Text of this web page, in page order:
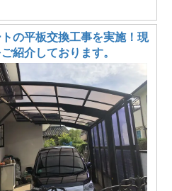
の平板交換工事を実施！現
紹介しております。